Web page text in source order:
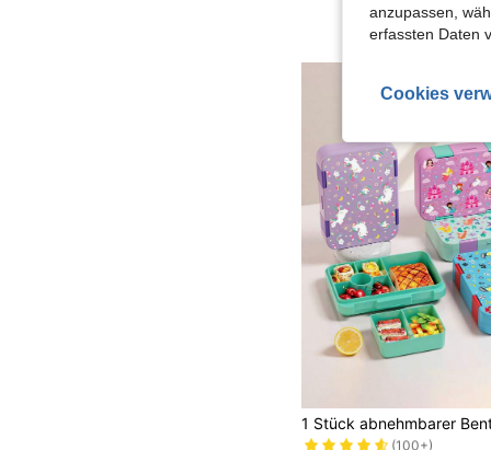
#5 Bestseller
(100+)
#5 Bestseller
#5 Bestseller
anzupassen,
erfassten Daten
Cookies